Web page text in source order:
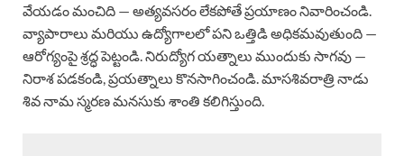
వేయడం మంచిది — అత్యవసరం లేకపోతే ప్రయాణం నివారించండి.
వ్యాపారాలు మరియు ఉద్యోగాలలో పని ఒత్తిడి అధికమవుతుంది —
ఆరోగ్యంపై శ్రద్ధ పెట్టండి. నిరుద్యోగ యత్నాలు ముందుకు సాగవు —
నిరాశ పడకండి, ప్రయత్నాలు కొనసాగించండి. మాసశివరాత్రి నాడు
శివ నామ స్మరణ మనసుకు శాంతి కలిగిస్తుంది.